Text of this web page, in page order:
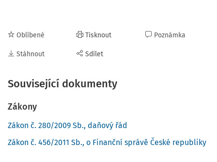
Oblíbené
Stáhnout
Tisknout
Sdílet
Poznámka
Související dokumenty
Zákony
Zákon č. 280/2009 Sb., daňový řád
Zákon č. 456/2011 Sb., o Finanční správě České republiky